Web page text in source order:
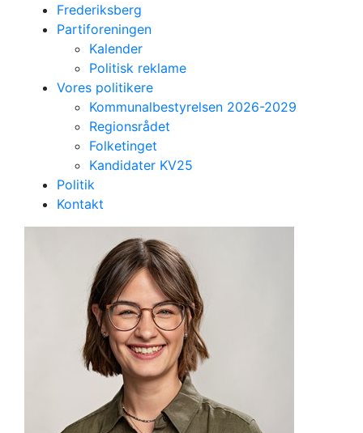
Frederiksberg
Partiforeningen
Kalender
Politisk reklame
Vores politikere
Kommunalbestyrelsen 2026-2029
Regionsrådet
Folketinget
Kandidater KV25
Politik
Kontakt
Kandidat til kommunalbestyrelsen
Sofie Kümpel
27 år, folkeskolelærer